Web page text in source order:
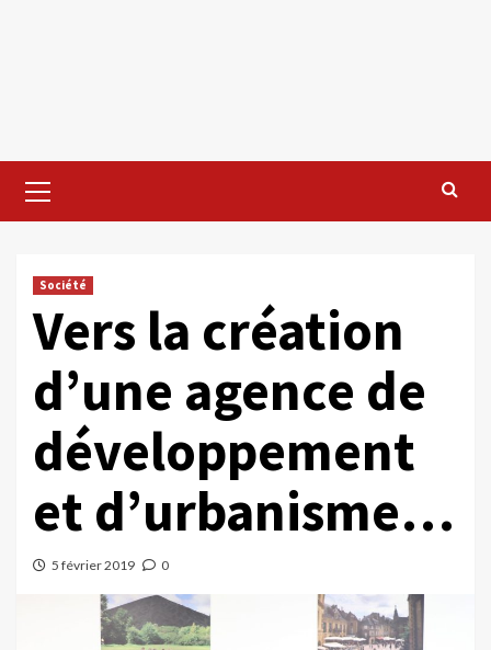
Menu
Société
Vers la création
d’une agence de
développement
et d’urbanisme…
5 février 2019 0